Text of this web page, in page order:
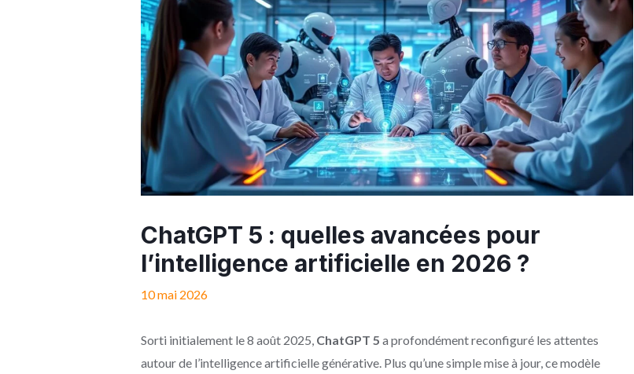
ChatGPT 5 : quelles avancées pour
l’intelligence artificielle en 2026 ?
10 mai 2026
Sorti initialement le 8 août 2025, ChatGPT 5 a profondément reconfiguré les attentes
autour de l’intelligence artificielle générative. Plus qu’une simple mise à jour, ce modèle